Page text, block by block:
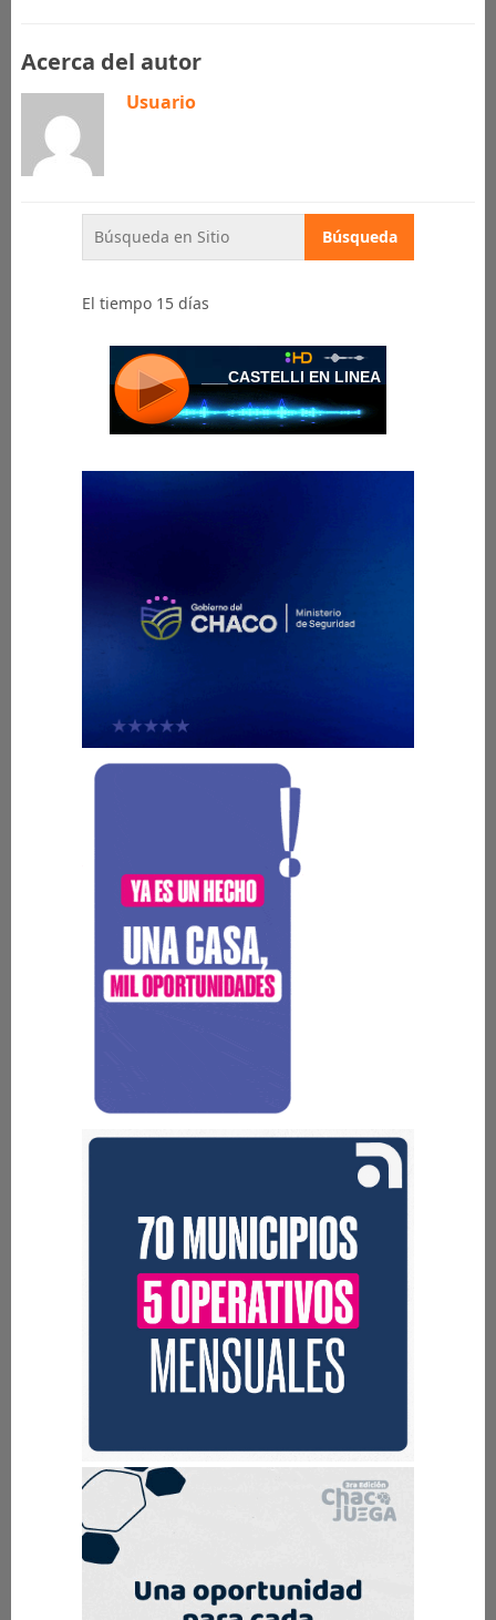
Acerca del autor
Usuario
El tiempo 15 días